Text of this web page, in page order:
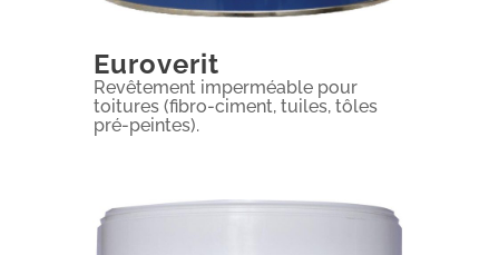
Euroverit
Revêtement imperméable pour
toitures (fibro-ciment, tuiles, tôles
pré-peintes).